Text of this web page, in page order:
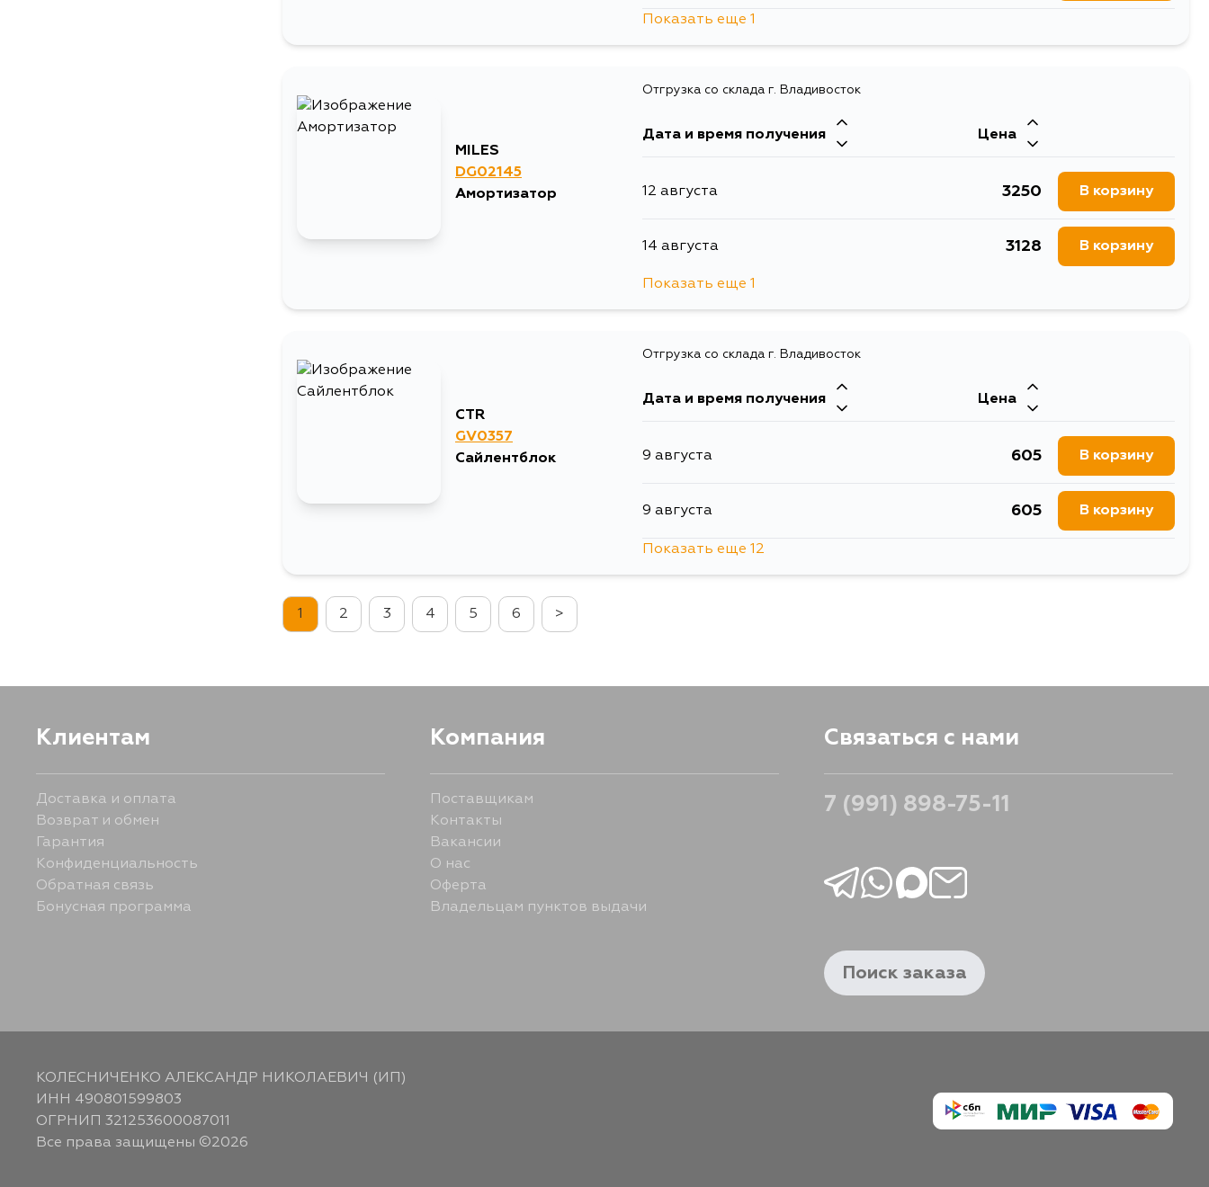
Показать еще 1
MILES
DG02145
Амортизатор
Отгрузка со склада г. Владивосток
Дата и время получения Цена
12 августа 3250 В корзину
14 августа 3128 В корзину
Показать еще 1
CTR
GV0357
Сайлентблок
Отгрузка со склада г. Владивосток
Дата и время получения Цена
9 августа 605 В корзину
9 августа 605 В корзину
1329
605 В корзину
Показать еще 12
1 2 3 4 5 6 >
Клиентам
Доставка и оплата
Возврат и обмен
Гарантия
Конфиденциальность
Обратная связь
Бонусная программа
Компания
Поставщикам
Контакты
Вакансии
О нас
Оферта
Владельцам пунктов выдачи
Связаться с нами
7 (991) 898-75-11
Поиск заказа
КОЛЕСНИЧЕНКО АЛЕКСАНДР НИКОЛАЕВИЧ (ИП)
ИНН 490801599803
ОГРНИП 321253600087011
Все права защищены ©2026